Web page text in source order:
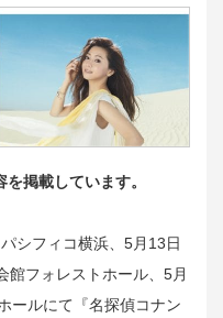
掲載しています。
シフィコ横浜、5月13日
館フォレストホール、5月
ールにて『名探偵コナン